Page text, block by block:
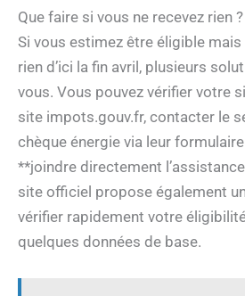
Que faire si vous ne recevez rien ?
Si vous estimez être éligible mais
rien d’ici la fin avril, plusieurs
vous. Vous pouvez vérifier votre
site impots.gouv.fr, contacter le
chèque énergie via leur
**joindre directement
site officiel propose également
vérifier rapidement votre
quelques données de base.